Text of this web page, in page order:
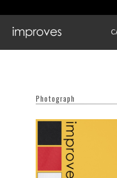
Photograph